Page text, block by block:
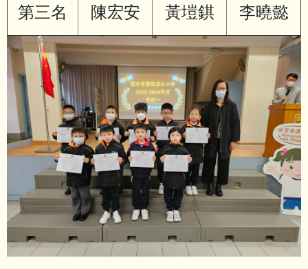
第三名
陳宏安 黃塏錤 李曉懿